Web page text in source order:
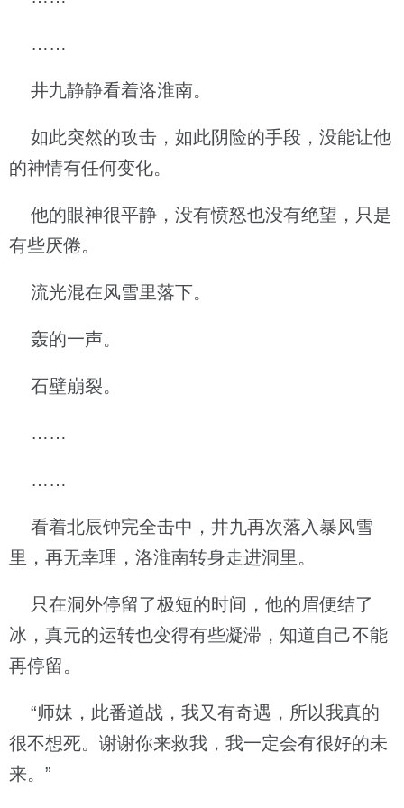
……
井九静静看着洛淮南。
如此突然的攻击，如此阴险的手段，没能让他
的神情有任何变化。
他的眼神很平静，没有愤怒也没有绝望，只是
有些厌倦。
流光混在风雪里落下。
轰的一声。
石壁崩裂。
……
……
看着北辰钟完全击中，井九再次落入暴风雪
里，再无幸理，洛淮南转身走进洞里。
只在洞外停留了极短的时间，他的眉便结了
冰，真元的运转也变得有些凝滞，知道自己不能
再停留。
“师妹，此番道战，我又有奇遇，所以我真的
很不想死。谢谢你来救我，我一定会有很好的未
来。”